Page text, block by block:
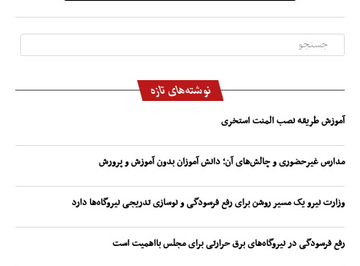
نوشته‌های تازه
آموزش طریقه نصب المنت استخری
مدارس غیرحضوری و چالش‌های آن؛ دانش آموزان بدون آموزش و پرورش
وزارت نیرو یک مسیر روشن برای رفع فرسودگی و نوسازی تدریجی نیروگاه‌ها دارد
رفع فرسودگی در نیروگاه‌های برق حرارتی برای مجلس بااهمیت است